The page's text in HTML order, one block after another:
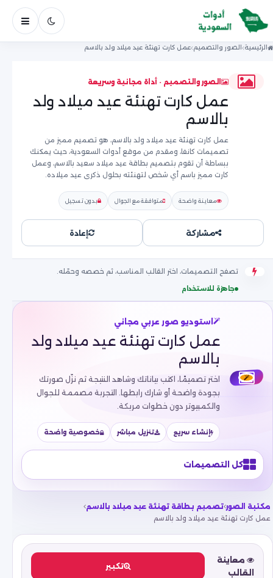
فتح
الرئيسية الصور والتصميم عمل كارت تهنئة عيد ميلاد ولد بالاسم
الصور والتصميم · أداة مجانية وسريعة
عمل كارت تهنئة عيد ميلاد ولد
بالاسم
عمل كارت تهنئة عيد ميلاد ولد بالاسم، هو تصميم مميز من
تصميمات كانفا، ومقدم من موقع أدوات السعودية، حيث يمكنك
ببساطة أن تقوم بتصميم بطاقة عيد ميلاد سعيد بالاسم، وعمل
كارت مميز باسم أي شخص لتهنئته بحلول ذكرى عيد ميلاده.
معاينة واضحة متوافقة مع الجوال بدون تسجيل
مشاركة إعادة
تصفح التصميمات، اختر القالب المناسب، ثم خصصه وحمّله.
جاهزة للاستخدام
استوديو صور عربي مجاني
عمل كارت تهنئة عيد ميلاد ولد
بالاسم
اختر تصميمًا، اكتب بياناتك وشاهد النتيجة ثم نزّل صورتك
بجودة واضحة أو شارك رابطها. التجربة مصممة للجوال
والكمبيوتر دون خطوات مربكة.
إنشاء سريع تنزيل مباشر خصوصية واضحة
كل التصميمات
مكتبة الصور تصميم بطاقة تهنئة عيد ميلاد بالاسم
عمل كارت تهنئة عيد ميلاد ولد بالاسم
معاينة
القالب
تكبير